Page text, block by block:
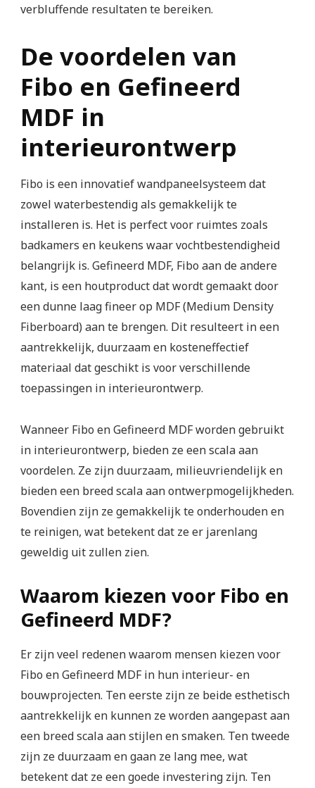
verbluffende resultaten te bereiken.
De voordelen van
Fibo en Gefineerd
MDF in
interieurontwerp
Fibo is een innovatief wandpaneelsysteem dat
zowel waterbestendig als gemakkelijk te
installeren is. Het is perfect voor ruimtes zoals
badkamers en keukens waar vochtbestendigheid
belangrijk is. Gefineerd MDF, Fibo aan de andere
kant, is een houtproduct dat wordt gemaakt door
een dunne laag fineer op MDF (Medium Density
Fiberboard) aan te brengen. Dit resulteert in een
aantrekkelijk, duurzaam en kosteneffectief
materiaal dat geschikt is voor verschillende
toepassingen in interieurontwerp.
Wanneer Fibo en Gefineerd MDF worden gebruikt
in interieurontwerp, bieden ze een scala aan
voordelen. Ze zijn duurzaam, milieuvriendelijk en
bieden een breed scala aan ontwerpmogelijkheden.
Bovendien zijn ze gemakkelijk te onderhouden en
te reinigen, wat betekent dat ze er jarenlang
geweldig uit zullen zien.
Waarom kiezen voor Fibo en
Gefineerd MDF?
Er zijn veel redenen waarom mensen kiezen voor
Fibo en Gefineerd MDF in hun interieur- en
bouwprojecten. Ten eerste zijn ze beide esthetisch
aantrekkelijk en kunnen ze worden aangepast aan
een breed scala aan stijlen en smaken. Ten tweede
zijn ze duurzaam en gaan ze lang mee, wat
betekent dat ze een goede investering zijn. Ten